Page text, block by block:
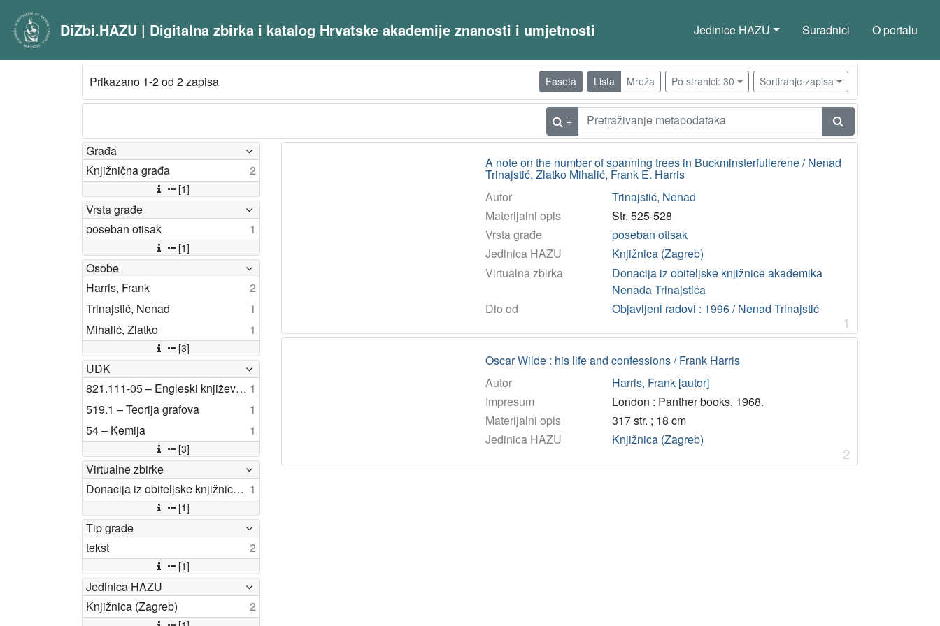
DiZbi.HAZU | Digitalna zbirka i katalog Hrvatske akademije znanosti i umjetnosti Jedinice HAZU Suradnici O portalu
Prikazano 1-2 od 2 zapisa Faseta Lista Mreža Po stranici: 30 Sortiranje zapisa
+
Građa
Knjižnična građa
2
[1]
Vrsta građe
poseban otisak
1
[1]
Osobe
Harris, Frank
2
Trinajstić, Nenad
1
Mihalić, Zlatko
1
[3]
UDK
821.111-05 – Engleski književnici 1
519.1 – Teorija grafova
1
54 – Kemija
1
[3]
Virtualne zbirke
Donacija iz obiteljske knjižnice akademika Nenada Trinajstića 1
[1]
Tip građe
tekst
2
[1]
Jedinica HAZU
Knjižnica (Zagreb)
2
A note on the number of spanning trees in Buckminsterfullerene / Nenad
Trinajstić, Zlatko Mihalić, Frank E. Harris
Autor
Trinajstić, Nenad
Materijalni opis
Str. 525-528
Vrsta građe
poseban otisak
Jedinica HAZU
Knjižnica (Zagreb)
Virtualna zbirka
Donacija iz obiteljske knjižnice akademika
Nenada Trinajstića
Dio od
Objavljeni radovi : 1996 / Nenad Trinajstić
1
Oscar Wilde : his life and confessions / Frank Harris
Autor
Harris, Frank [autor]
Impresum
London : Panther books, 1968.
Materijalni opis
317 str. ; 18 cm
Jedinica HAZU
Knjižnica (Zagreb)
2